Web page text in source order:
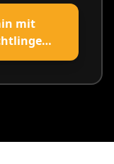
mit